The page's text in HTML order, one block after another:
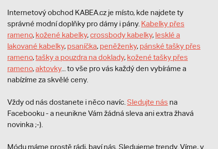
Internetový obchod KABEA.cz je místo, kde najdete ty
správné modní doplňky pro dámy i pány. Kabelky přes
rameno, kožené kabelky,crossbody kabelky, lesklé a
lakované kabelky, psaníčka, peněženky, pánské tašky přes
rameno,tašky a pouzdra na doklady, kožené tašky přes
rameno,aktovky... to vše pro vás každý den vybíráme a
nabízíme za skvělé ceny.
Vždy od nás dostanete i něco navíc. Sledujte nás na
Facebooku - a neunikne Vám žádná sleva ani extra žhavá
novinka ;-).
Módu máme prostě rádi, baví nás. Sledujeme trendy. Víme, v